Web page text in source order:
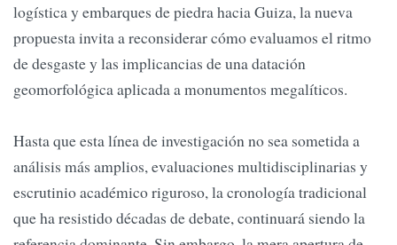
logística y embarques de piedra hacia Guiza, la nueva
propuesta invita a reconsiderar cómo evaluamos el ritmo
de desgaste y las implicancias de una datación
geomorfológica aplicada a monumentos megalíticos.
Hasta que esta línea de investigación no sea sometida a
análisis más amplios, evaluaciones multidisciplinarias y
escrutinio académico riguroso, la cronología tradicional
que ha resistido décadas de debate, continuará siendo la